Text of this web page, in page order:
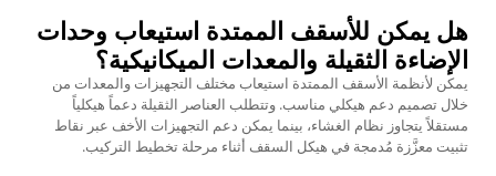
هل يمكن للأسقف الممتدة استيعاب وحدات
الإضاءة الثقيلة والمعدات الميكانيكية؟
يمكن لأنظمة الأسقف الممتدة استيعاب مختلف التجهيزات والمعدات من
خلال تصميم دعم هيكلي مناسب. وتتطلب العناصر الثقيلة دعماً هيكلياً
مستقلاً يتجاوز نظام الغشاء، بينما يمكن دعم التجهيزات الأخف عبر نقاط
تثبيت معزَّزة مُدمجة في هيكل السقف أثناء مرحلة تخطيط التركيب.